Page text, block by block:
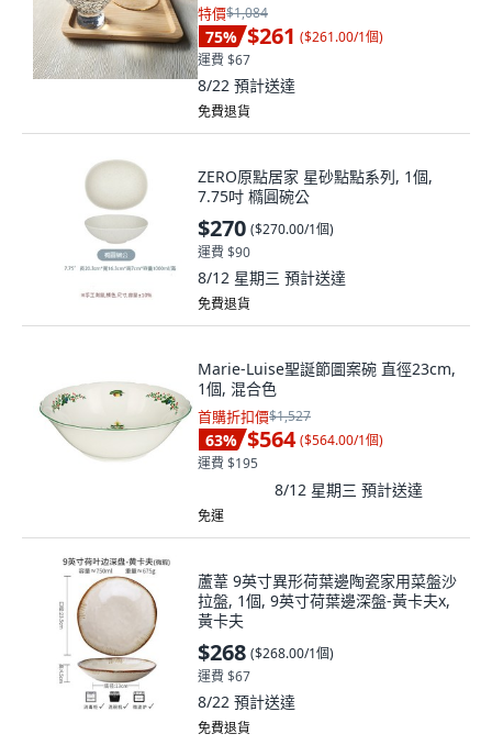
特價$1,084
75% $261 ($261.00/1個)
運費 $67
8/22 預計送達
免費退貨
ZERO原點居家 星砂點點系列, 1個,
7.75吋 橢圓碗公
$270 ($270.00/1個)
運費 $90
8/12 星期三 預計送達
免費退貨
Marie-Luise聖誕節圖案碗 直徑23cm,
1個, 混合色
首購折扣價$1,527
63% $564 ($564.00/1個)
運費 $195
8/12 星期三 預計送達
免運
蘆葦 9英寸異形荷葉邊陶瓷家用菜盤沙
拉盤, 1個, 9英寸荷葉邊深盤-黃卡夫x,
黃卡夫
$268 ($268.00/1個)
運費 $67
8/22 預計送達
免費退貨